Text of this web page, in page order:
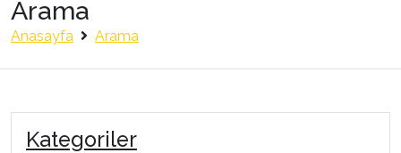
Arama
Anasayfa Arama
Kategoriler